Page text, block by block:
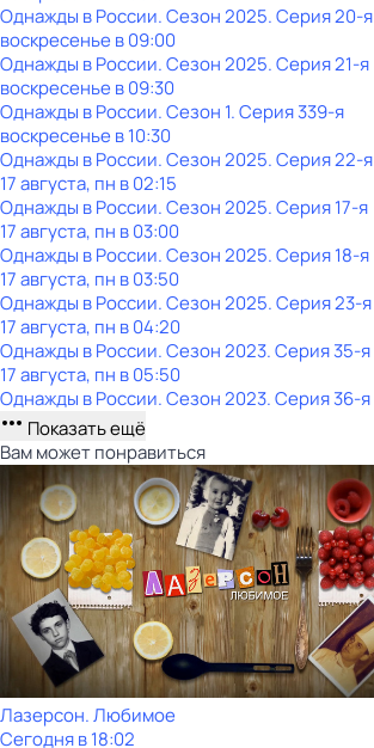
Однажды в России. Сезон 2025. Серия 20-я
воскресенье в09:00
Однажды в России. Сезон 2025. Серия 21-я
воскресенье в09:30
Однажды в России. Сезон 1. Серия 339-я
воскресенье в10:30
Однажды в России. Сезон 2025. Серия 22-я
17 августа, пн в 02:15
Однажды в России. Сезон 2025. Серия 17-я
17 августа, пн в 03:00
Однажды в России. Сезон 2025. Серия 18-я
17 августа, пн в 03:50
Однажды в России. Сезон 2025. Серия 23-я
17 августа, пн в 04:20
Однажды в России. Сезон 2023. Серия 35-я
17 августа, пн в 05:50
Однажды в России. Сезон 2023. Серия 36-я
Показать ещё
Вам может понравиться
Лазерсон. Любимое
Сегодня в 18:02